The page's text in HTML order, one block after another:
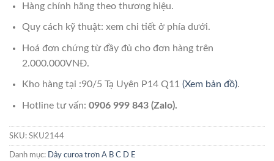
Hàng chính hãng theo thương hiệu.
Quy cách kỹ thuật: xem chi tiết ở phía dưới.
Hoá đơn chứng từ đầy đủ cho đơn hàng trên
2.000.000VNĐ.
Kho hàng tại :90/5 Tạ Uyên P14 Q11 (Xem bản đồ).
Hotline tư vấn: 0906 999 843 (Zalo).
SKU: SKU2144
Danh mục: Dây curoa trơn A B C D E